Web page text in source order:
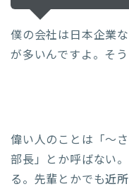
僕の会社は日本企業
が多いんですよ。そ
偉い人のことは「～
部長」とか呼ばない
る。先輩とかでも近